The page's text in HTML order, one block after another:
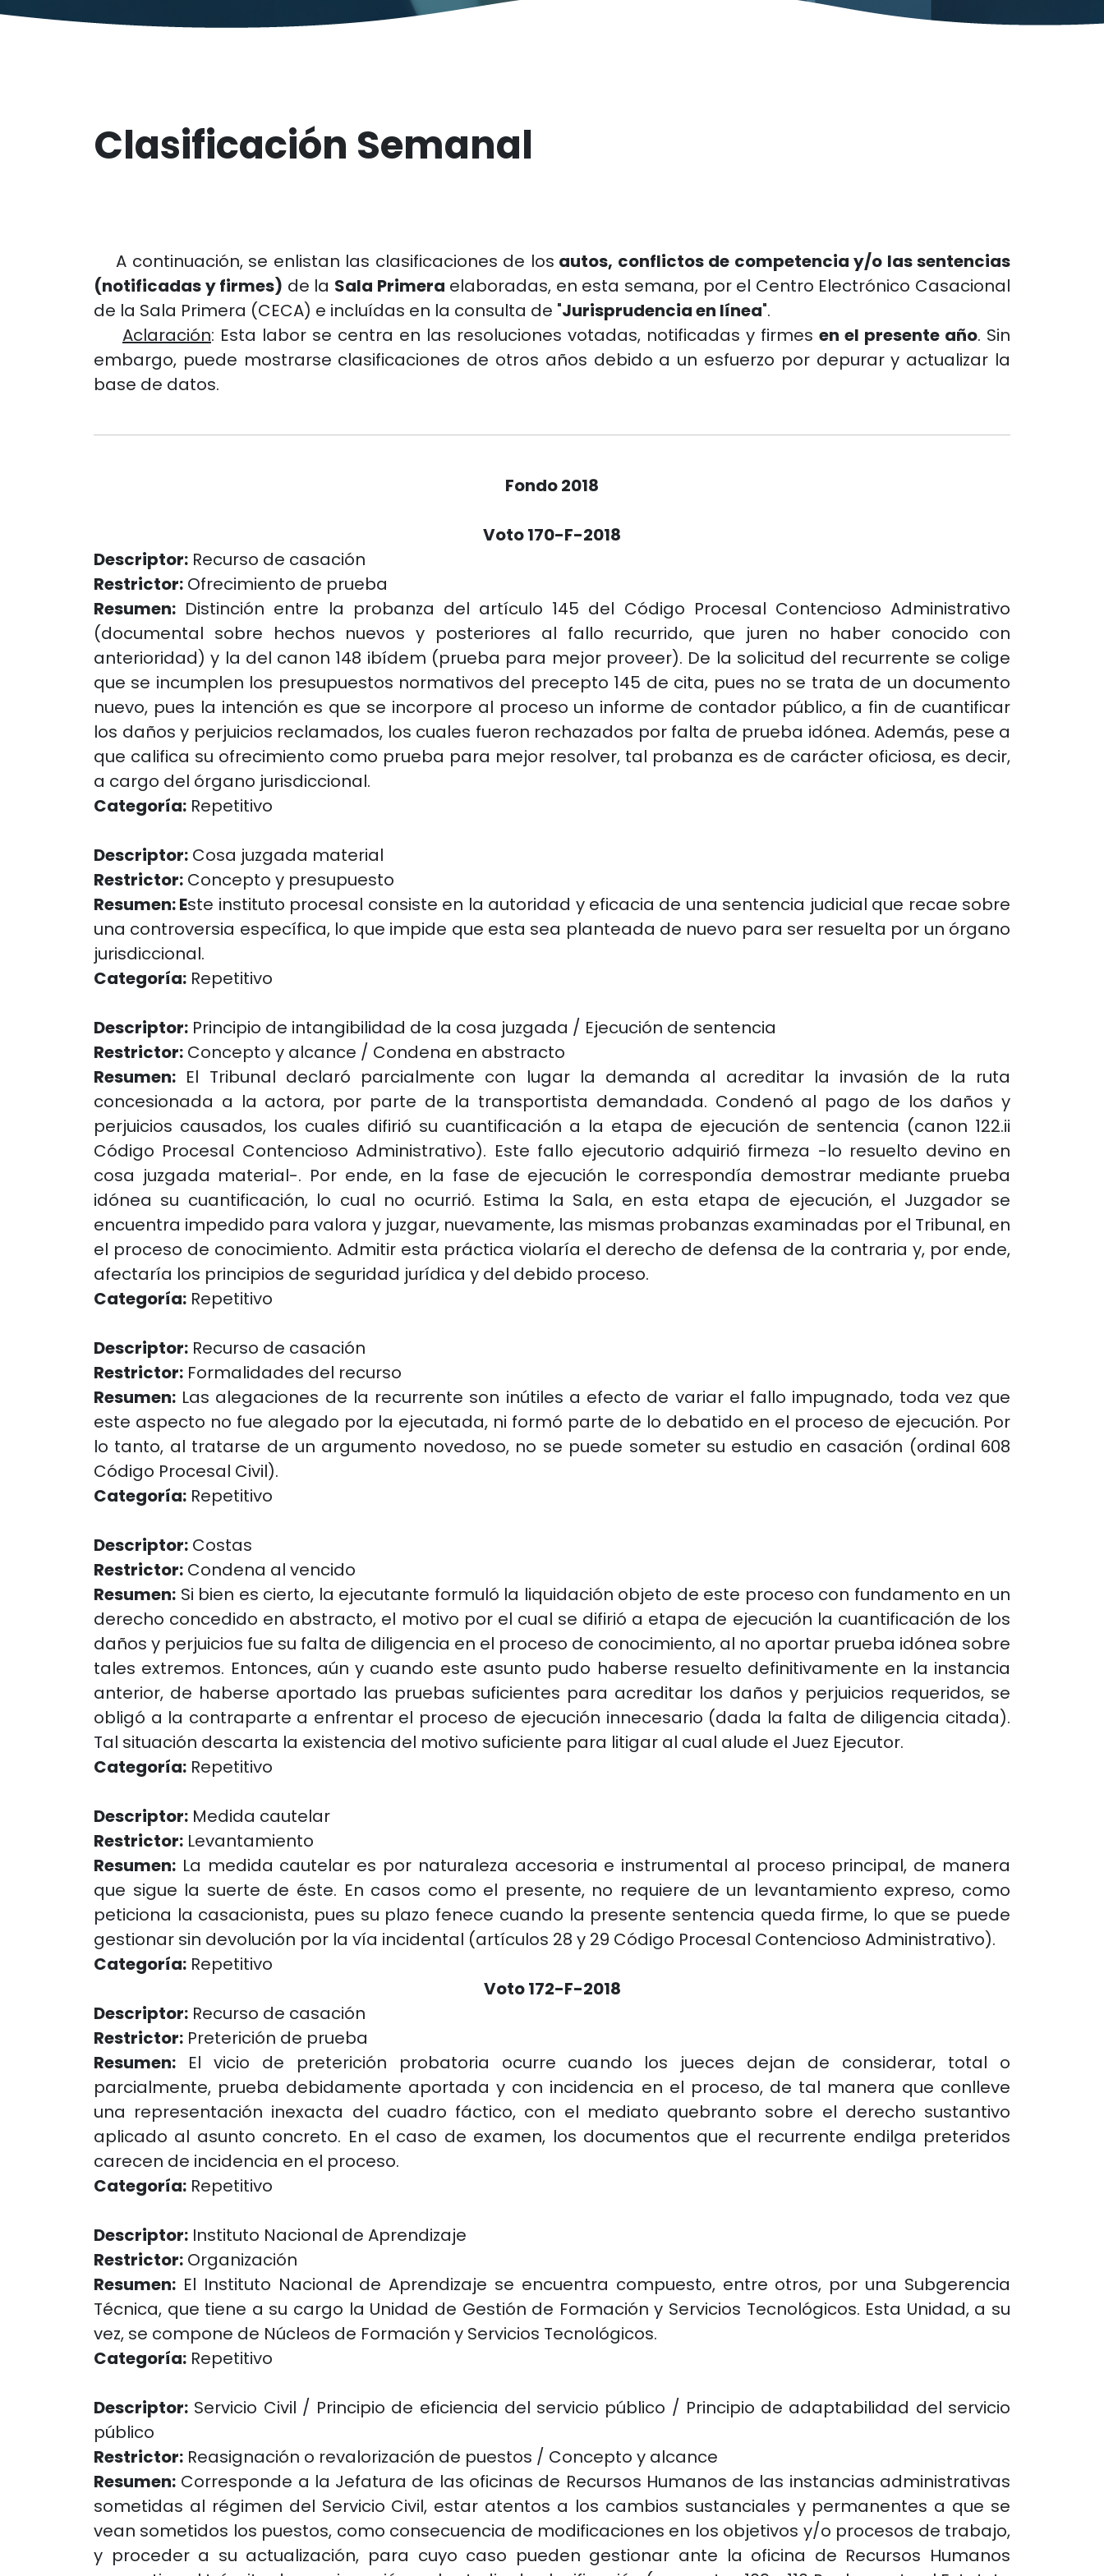
Clasificación Semanal
A continuación, se enlistan las clasificaciones de los autos, conflictos de competencia y/o las sentencias
(notificadas y firmes) de la Sala Primera elaboradas, en esta semana, por el Centro Electrónico Casacional
de la Sala Primera (CECA) e incluídas en la consulta de "Jurisprudencia en línea".
Aclaración: Esta labor se centra en las resoluciones votadas, notificadas y firmes en el presente año. Sin
embargo, puede mostrarse clasificaciones de otros años debido a un esfuerzo por depurar y actualizar la
base de datos.
Fondo 2018
Voto 170-F-2018
Descriptor: Recurso de casación
Restrictor: Ofrecimiento de prueba
Resumen: Distinción entre la probanza del artículo 145 del Código Procesal Contencioso Administrativo
(documental sobre hechos nuevos y posteriores al fallo recurrido, que juren no haber conocido con
anterioridad) y la del canon 148 ibídem (prueba para mejor proveer). De la solicitud del recurrente se colige
que se incumplen los presupuestos normativos del precepto 145 de cita, pues no se trata de un documento
nuevo, pues la intención es que se incorpore al proceso un informe de contador público, a fin de cuantificar
los daños y perjuicios reclamados, los cuales fueron rechazados por falta de prueba idónea. Además, pese a
que califica su ofrecimiento como prueba para mejor resolver, tal probanza es de carácter oficiosa, es decir,
a cargo del órgano jurisdiccional.
Categoría: Repetitivo
Descriptor: Cosa juzgada material
Restrictor: Concepto y presupuesto
Resumen: Este instituto procesal consiste en la autoridad y eficacia de una sentencia judicial que recae sobre
una controversia específica, lo que impide que esta sea planteada de nuevo para ser resuelta por un órgano
jurisdiccional.
Categoría: Repetitivo
Descriptor: Principio de intangibilidad de la cosa juzgada / Ejecución de sentencia
Restrictor: Concepto y alcance / Condena en abstracto
Resumen: El Tribunal declaró parcialmente con lugar la demanda al acreditar la invasión de la ruta
concesionada a la actora, por parte de la transportista demandada. Condenó al pago de los daños y
perjuicios causados, los cuales difirió su cuantificación a la etapa de ejecución de sentencia (canon 122.ii
Código Procesal Contencioso Administrativo). Este fallo ejecutorio adquirió firmeza -lo resuelto devino en
cosa juzgada material-. Por ende, en la fase de ejecución le correspondía demostrar mediante prueba
idónea su cuantificación, lo cual no ocurrió. Estima la Sala, en esta etapa de ejecución, el Juzgador se
encuentra impedido para valora y juzgar, nuevamente, las mismas probanzas examinadas por el Tribunal, en
el proceso de conocimiento. Admitir esta práctica violaría el derecho de defensa de la contraria y, por ende,
afectaría los principios de seguridad jurídica y del debido proceso.
Categoría: Repetitivo
Descriptor: Recurso de casación
Restrictor: Formalidades del recurso
Resumen: Las alegaciones de la recurrente son inútiles a efecto de variar el fallo impugnado, toda vez que
este aspecto no fue alegado por la ejecutada, ni formó parte de lo debatido en el proceso de ejecución. Por
lo tanto, al tratarse de un argumento novedoso, no se puede someter su estudio en casación (ordinal 608
Código Procesal Civil).
Categoría: Repetitivo
Descriptor: Costas
Restrictor: Condena al vencido
Resumen: Si bien es cierto, la ejecutante formuló la liquidación objeto de este proceso con fundamento en un
derecho concedido en abstracto, el motivo por el cual se difirió a etapa de ejecución la cuantificación de los
daños y perjuicios fue su falta de diligencia en el proceso de conocimiento, al no aportar prueba idónea sobre
tales extremos. Entonces, aún y cuando este asunto pudo haberse resuelto definitivamente en la instancia
anterior, de haberse aportado las pruebas suficientes para acreditar los daños y perjuicios requeridos, se
obligó a la contraparte a enfrentar el proceso de ejecución innecesario (dada la falta de diligencia citada).
Tal situación descarta la existencia del motivo suficiente para litigar al cual alude el Juez Ejecutor.
Categoría: Repetitivo
Descriptor: Medida cautelar
Restrictor: Levantamiento
Resumen: La medida cautelar es por naturaleza accesoria e instrumental al proceso principal, de manera
que sigue la suerte de éste. En casos como el presente, no requiere de un levantamiento expreso, como
peticiona la casacionista, pues su plazo fenece cuando la presente sentencia queda firme, lo que se puede
gestionar sin devolución por la vía incidental (artículos 28 y 29 Código Procesal Contencioso Administrativo).
Categoría: Repetitivo
Voto 172-F-2018
Descriptor: Recurso de casación
Restrictor: Preterición de prueba
Resumen: El vicio de preterición probatoria ocurre cuando los jueces dejan de considerar, total o
parcialmente, prueba debidamente aportada y con incidencia en el proceso, de tal manera que conlleve
una representación inexacta del cuadro fáctico, con el mediato quebranto sobre el derecho sustantivo
aplicado al asunto concreto. En el caso de examen, los documentos que el recurrente endilga preteridos
carecen de incidencia en el proceso.
Categoría: Repetitivo
Descriptor: Instituto Nacional de Aprendizaje
Restrictor: Organización
Resumen: El Instituto Nacional de Aprendizaje se encuentra compuesto, entre otros, por una Subgerencia
Técnica, que tiene a su cargo la Unidad de Gestión de Formación y Servicios Tecnológicos. Esta Unidad, a su
vez, se compone de Núcleos de Formación y Servicios Tecnológicos.
Categoría: Repetitivo
Descriptor: Servicio Civil / Principio de eficiencia del servicio público / Principio de adaptabilidad del servicio
público
Restrictor: Reasignación o revalorización de puestos / Concepto y alcance
Resumen: Corresponde a la Jefatura de las oficinas de Recursos Humanos de las instancias administrativas
sometidas al régimen del Servicio Civil, estar atentos a los cambios sustanciales y permanentes a que se
vean sometidos los puestos, como consecuencia de modificaciones en los objetivos y/o procesos de trabajo,
y proceder a su actualización, para cuyo caso pueden gestionar ante la oficina de Recursos Humanos